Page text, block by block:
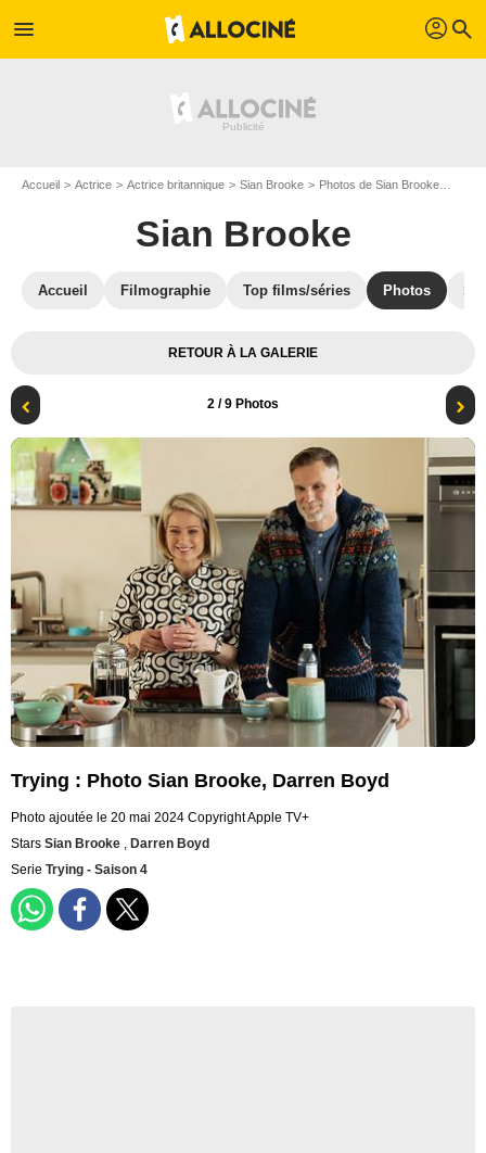
menu profil search
Accueil Actrice Actrice britannique Sian Brooke Photos de Sian Brooke
Sian Brooke
Accueil Filmographie Top films/séries Photos
RETOUR À LA GALERIE
2 / 9 Photos
Trying : Photo Sian Brooke, Darren Boyd
Photo ajoutée le 20 mai 2024 Copyright Apple TV+
Stars Sian Brooke , Darren Boyd
Serie Trying - Saison 4